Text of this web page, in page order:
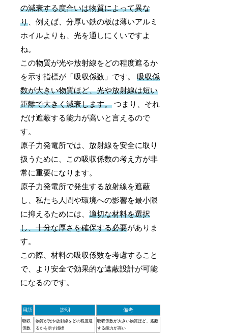
の減衰する度合いは物質によって異な
り 、例えば、分厚い鉄の板は薄いアルミ
ホイルよりも、光を通しにくいですよ
ね。
この物質が光や放射線をどの程度遮るか
を示す指標が「吸収係数」です。吸収係
数が大きい物質ほど、光や放射線は短い
距離で大きく減衰します。 つまり、それ
だけ遮蔽する能力が高いと言えるので
す。
原子力発電所では、放射線を安全に取り
扱うために、この吸収係数の考え方が非
常に重要になります。
原子力発電所で発生する放射線を遮蔽
し、私たち人間や環境への影響を最小限
に抑えるためには、適切な材料を選択
し、十分な厚さを確保する必要がありま
す。
この際、材料の吸収係数を考慮すること
で、より安全で効果的な遮蔽設計が可能
になるのです。
用語 説明 備考
吸収
係数
物質が光や放射線をどの程度遮
るかを示す指標
吸収係数が大きい物質ほど、遮蔽
する能力が高い